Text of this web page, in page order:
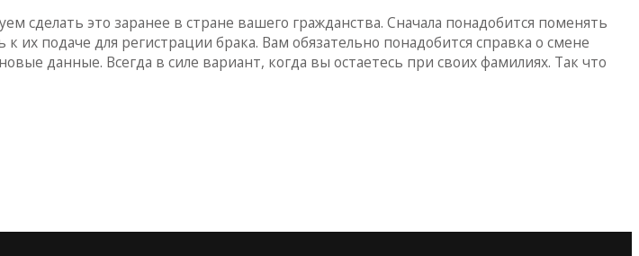
это заранее в стране вашего гражданства. Сначала понадобится поменять
подаче для регистрации брака. Вам обязательно понадобится справка о смене
данные. Всегда в силе вариант, когда вы остаетесь при своих фамилиях. Так что